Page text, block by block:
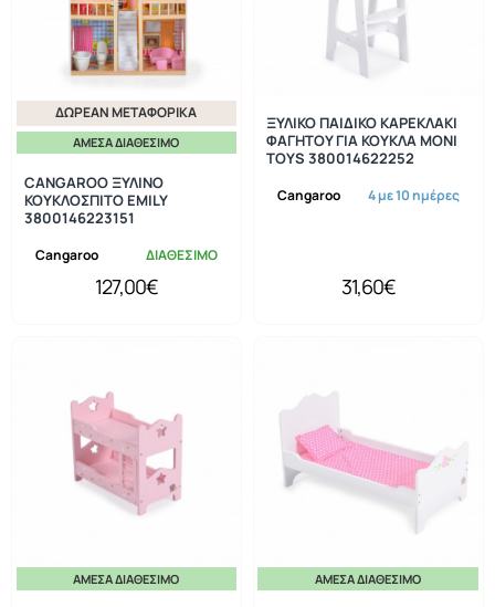
ΆΜΕΣΑ ΔΙΑΘΈΣΙΜΟ
ΔΩΡΕΆΝ ΜΕΤΑΦΟΡΙΚΆ
Cangaroo ΔΙΑΘΕΣΙΜΟ
CANGAROO ΞΥΛΙΝΟ
ΚΟΥΚΛΟΣΠΙΤΟ EMILY
3800146223151
127,00€
Cangaroo 4 με 10 ημέρες
ΞΥΛΙΚΟ ΠΑΙΔΙΚΟ ΚΑΡΕΚΛΑΚΙ
ΦΑΓΗΤΟΥ ΓΙΑ ΚΟΥΚΛΑ MONI
TOYS 380014622252
31,60€
ΆΜΕΣΑ ΔΙΑΘΈΣΙΜΟ ΆΜΕΣΑ ΔΙΑΘΈΣΙΜΟ